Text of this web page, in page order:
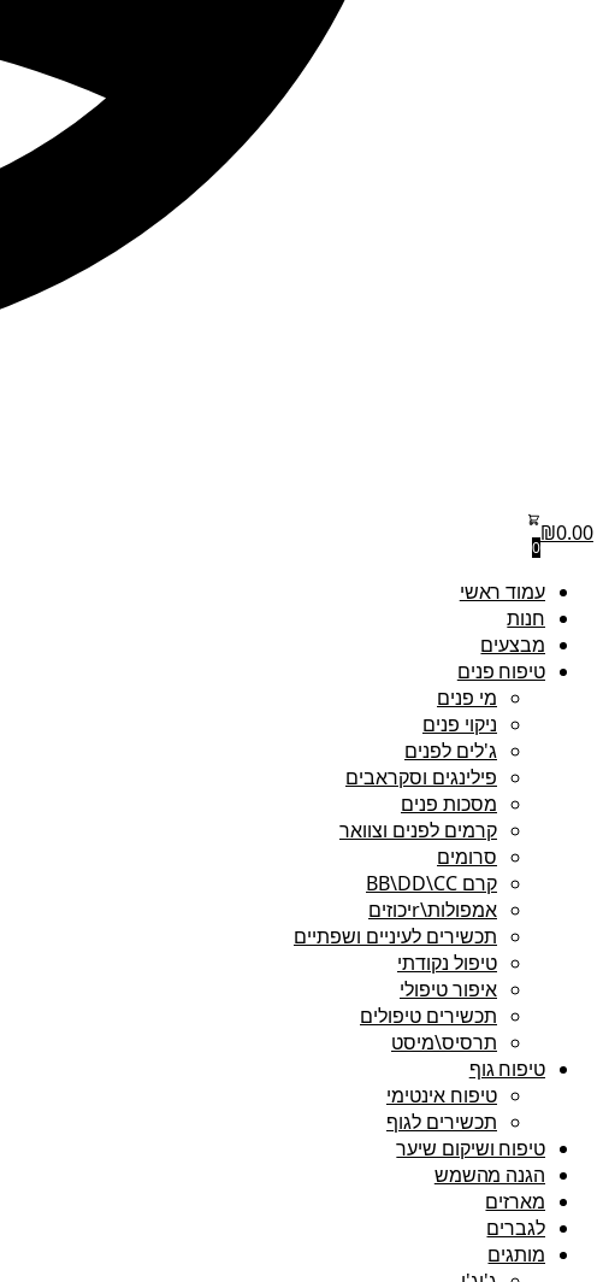
₪0.00
0
עמוד ראשי
חנות
מבצעים
טיפוח פנים
מי פנים
ניקוי פנים
ג'לים לפנים
פילינגים וסקראבים
מסכות פנים
קרמים לפנים וצוואר
סרומים
קרם BB\DD\CC
אמפולות\rיכוזים
תכשירים לעיניים ושפתיים
טיפול נקודתי
איפור טיפולי
תכשירים טיפולים
תרסיס\מיסט
טיפוח גוף
טיפוח אינטימי
תכשירים לגוף
טיפוח ושיקום שיער
הגנה מהשמש
מארזים
לגברים
מותגים